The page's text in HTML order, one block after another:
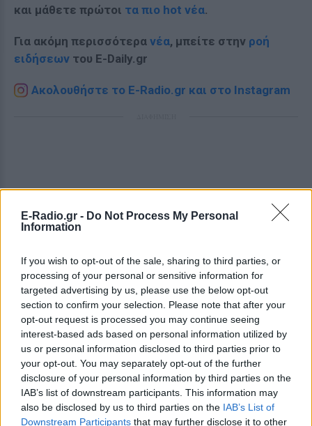
E-Radio.gr - Do Not Process My Personal
Information
If you wish to opt-out of the sale, sharing to third parties, or
processing of your personal or sensitive information for
targeted advertising by us, please use the below opt-out
section to confirm your selection. Please note that after your
opt-out request is processed you may continue seeing
interest-based ads based on personal information utilized by
us or personal information disclosed to third parties prior to
your opt-out. You may separately opt-out of the further
disclosure of your personal information by third parties on the
IAB’s list of downstream participants. This information may
also be disclosed by us to third parties on the IAB’s List of
Downstream Participants that may further disclose it to other
και μάθετε πρώτοι τα πιο hot νέα.
Για ακόμη περισσότερα νέα, μπείτε στην ροή
ειδήσεων του E-Daily.gr
Ακολουθήστε το E-Radio.gr και στο Instagram